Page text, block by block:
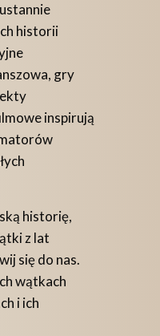
historii
gry
inspirują
historię,
z lat
się do nas.
wątkach
i ich